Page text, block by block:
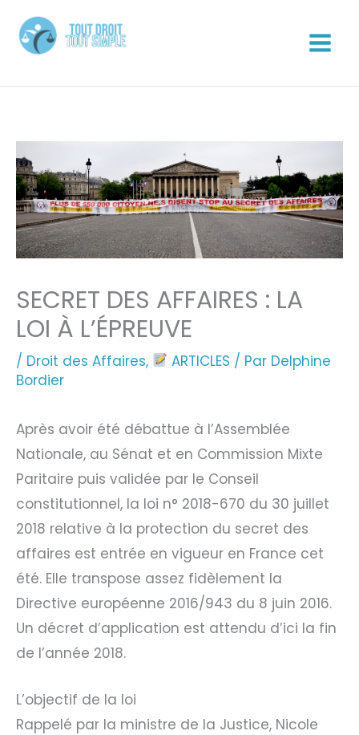
contenu
SECRET DES AFFAIRES : LA
LOI À L’ÉPREUVE
/ Droit des Affaires, ARTICLES / Par Delphine
Bordier
Après avoir été débattue à l’Assemblée
Nationale, au Sénat et en Commission Mixte
Paritaire puis validée par le Conseil
constitutionnel, la loi n° 2018-670 du 30 juillet
2018 relative à la protection du secret des
affaires est entrée en vigueur en France cet
été. Elle transpose assez fidèlement la
Directive européenne 2016/943 du 8 juin 2016.
Un décret d’application est attendu d’ici la fin
de l’année 2018.
L’objectif de la loi
Rappelé par la ministre de la Justice, Nicole